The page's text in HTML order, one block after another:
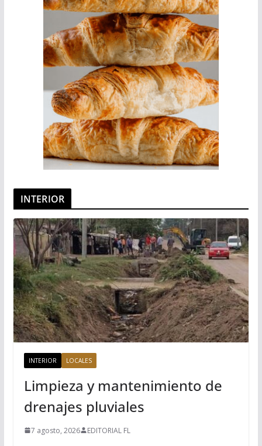
INTERIOR
INTERIOR LOCALES
Limpieza y mantenimiento de
drenajes pluviales
7 agosto, 2026 EDITORIAL FL